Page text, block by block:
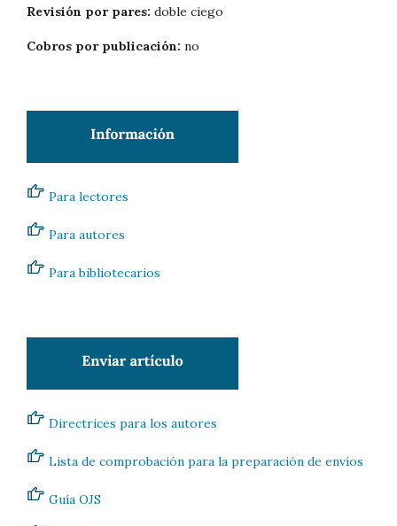
Revisión por pares: doble ciego
Cobros por publicación: no
Para lectores
Para autores
Para bibliotecarios
Directrices para los autores
Lista de comprobación para la preparación de envíos
Guía OJS